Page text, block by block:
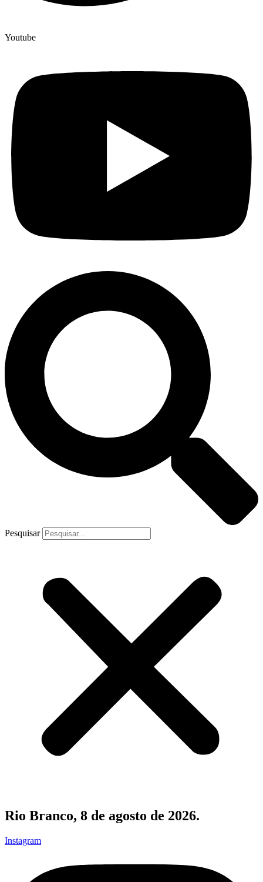
Youtube
Pesquisar
Rio Branco, 8 de agosto de 2026.
Instagram